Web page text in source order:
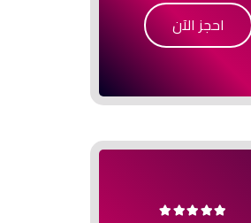
احجز الآن